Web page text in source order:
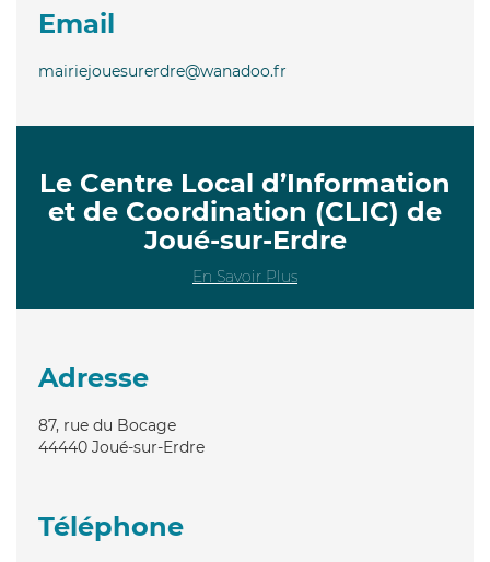
Email
mairiejouesurerdre@wanadoo.fr
Le Centre Local d’Information
et de Coordination (CLIC) de
Joué-sur-Erdre
En Savoir Plus
Adresse
87, rue du Bocage
44440 Joué-sur-Erdre
Téléphone